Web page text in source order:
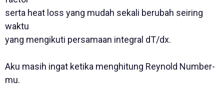
serta heat loss yang mudah sekali berubah seiring
waktu
yang mengikuti persamaan integral dT/dx.
Aku masih ingat ketika menghitung Reynold Number-
mu.